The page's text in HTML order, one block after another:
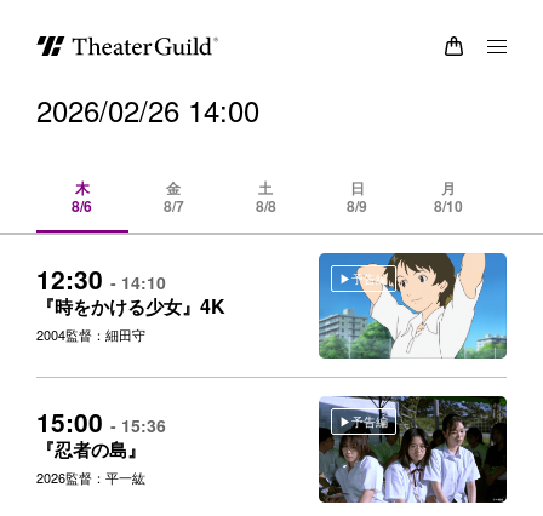
2026/02/26 14:00
木
8/6
金
8/7
土
8/8
日
8/9
月
8/10
予告編
12:30 - 14:10
『時をかける少女』 4K
2004監督：細田守
予告編
15:00 - 15:36
『忍者の島』
2026監督：平一紘